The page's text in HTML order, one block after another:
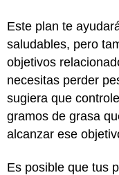
Este plan te
saludables, pero
objetivos
necesitas perder
sugiera que
gramos de grasa
alcanzar ese
Es posible que tus